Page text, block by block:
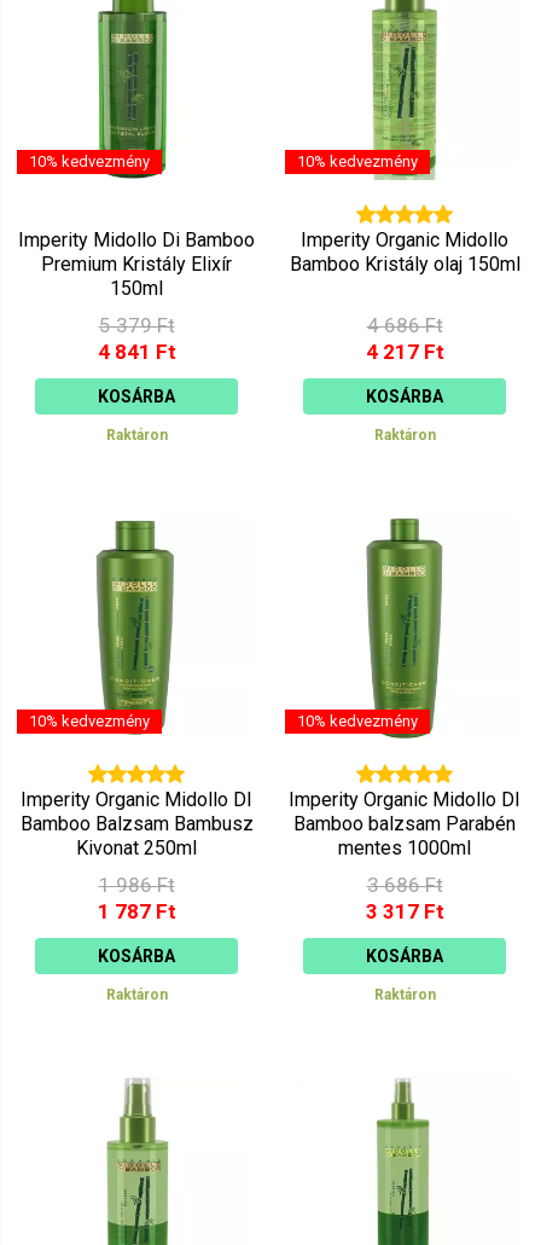
10% kedvezmény
Imperity Midollo Di Bamboo
Premium Kristály Elixír
150ml
5 379 Ft
4 841 Ft
KOSÁRBA
Raktáron
10% kedvezmény
Imperity Organic Midollo
Bamboo Kristály olaj 150ml
4 686 Ft
4 217 Ft
KOSÁRBA
Raktáron
10% kedvezmény
Imperity Organic Midollo DI
Bamboo Balzsam Bambusz
Kivonat 250ml
1 986 Ft
1 787 Ft
KOSÁRBA
Raktáron
10% kedvezmény
Imperity Organic Midollo DI
Bamboo balzsam Parabén
mentes 1000ml
3 686 Ft
3 317 Ft
KOSÁRBA
Raktáron